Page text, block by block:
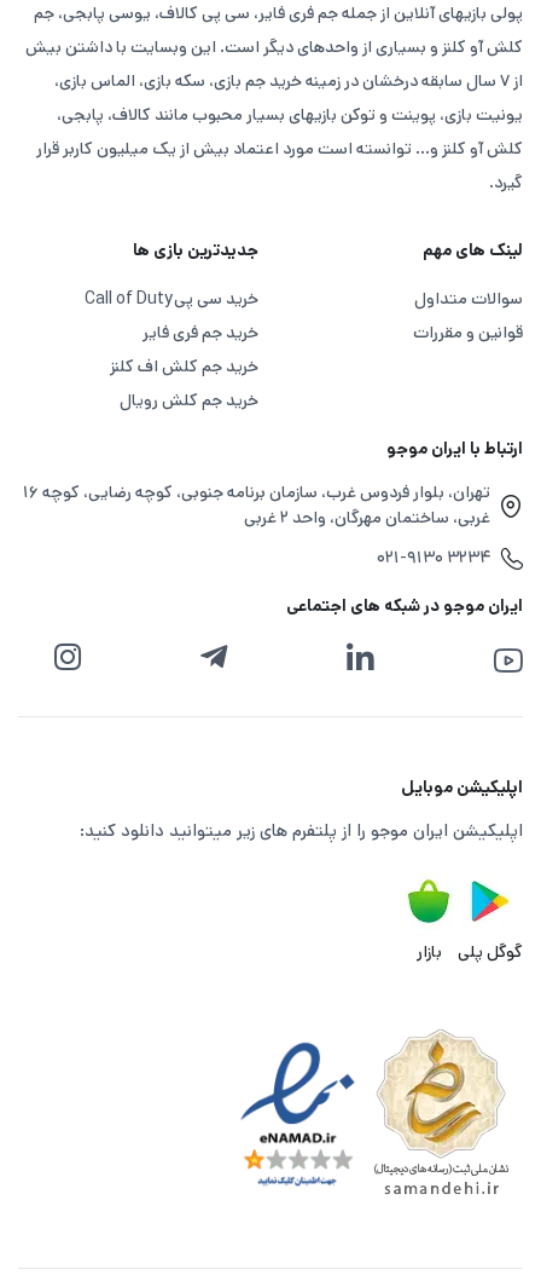
پولی بازیهای آنلاین از جمله جم فری فایر، سی پی کالاف، یوسی پابجی، جم
کلش آو کلنز و بسیاری از واحدهای دیگر است. این وبسایت با داشتن بیش
از ۷ سال سابقه درخشان در زمینه خرید جم بازی، سکه بازی، الماس بازی،
یونیت بازی، پوینت و توکن بازیهای بسیار محبوب مانند کالاف، پابجی،
کلش آو کلنز و... توانسته است مورد اعتماد بیش از یک میلیون کاربر قرار
گیرد.
لینک های مهم
سوالات متداول
قوانین و مقررات
جدیدترین بازی ها
خرید سی پیCall of Duty
خرید جم فری فایر
خرید جم کلش اف کلنز
خرید جم کلش رویال
ارتباط با ایران موجو
تهران، بلوار فردوس غرب، سازمان برنامه جنوبی، کوچه رضایی، کوچه ۱۶
غربی، ساختمان مهرگان، واحد ۲ غربی
۰۲۱-۹۱۳۰ ۳۲۳۴
ایران موجو در شبکه های اجتماعی
اپلیکیشن موبایل
اپلیکیشن ایران موجو را از پلتفرم های زیر میتوانید دانلود کنید:
گوگل پلی بازار